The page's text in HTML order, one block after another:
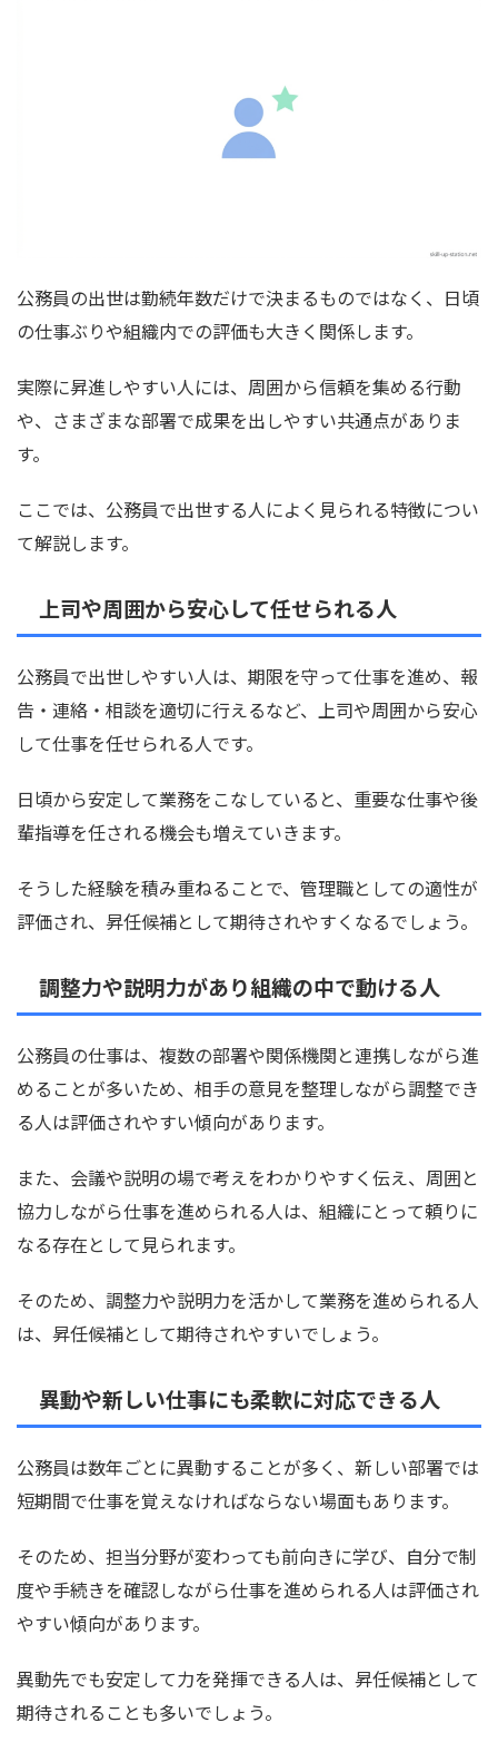
公務員の出世は勤続年数だけで決まるものではなく、日頃
の仕事ぶりや組織内での評価も大きく関係します。
実際に昇進しやすい人には、周囲から信頼を集める行動
や、さまざまな部署で成果を出しやすい共通点がありま
す。
ここでは、公務員で出世する人によく見られる特徴につい
て解説します。
上司や周囲から安心して任せられる人
公務員で出世しやすい人は、期限を守って仕事を進め、報
告・連絡・相談を適切に行えるなど、上司や周囲から安心
して仕事を任せられる人です。
日頃から安定して業務をこなしていると、重要な仕事や後
輩指導を任される機会も増えていきます。
そうした経験を積み重ねることで、管理職としての適性が
評価され、昇任候補として期待されやすくなるでしょう。
調整力や説明力があり組織の中で動ける人
公務員の仕事は、複数の部署や関係機関と連携しながら進
めることが多いため、相手の意見を整理しながら調整でき
る人は評価されやすい傾向があります。
また、会議や説明の場で考えをわかりやすく伝え、周囲と
協力しながら仕事を進められる人は、組織にとって頼りに
なる存在として見られます。
そのため、調整力や説明力を活かして業務を進められる人
は、昇任候補として期待されやすいでしょう。
異動や新しい仕事にも柔軟に対応できる人
公務員は数年ごとに異動することが多く、新しい部署では
短期間で仕事を覚えなければならない場面もあります。
そのため、担当分野が変わっても前向きに学び、自分で制
度や手続きを確認しながら仕事を進められる人は評価され
やすい傾向があります。
異動先でも安定して力を発揮できる人は、昇任候補として
期待されることも多いでしょう。